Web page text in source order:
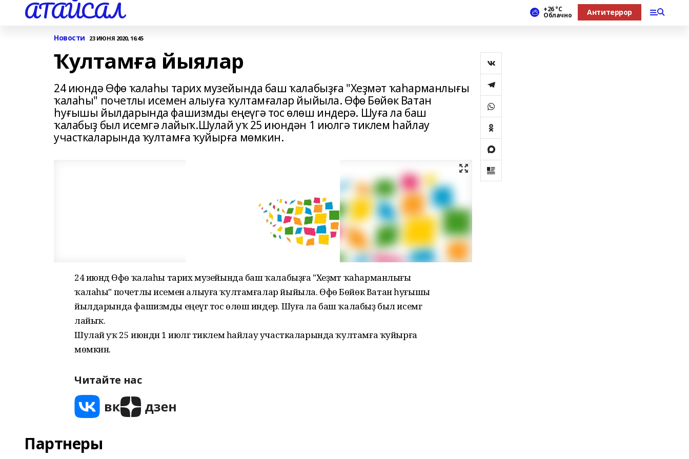
АТАЙСАЛ +26 °С
Облачно Антитеррор
Новости 23 ИЮНЯ 2020, 16:45
Ҡултамға йыялар
24 июндә Өфө ҡалаһы тарих музейында баш ҡалабыҙға "Хеҙмәт ҡаһарманлығы
ҡалаһы" почетлы исемен алыуға ҡултамғалар йыйыла. Өфө Бөйөк Ватан
һуғышы йылдарында фашизмды еңеүгә тос өлөш индерә. Шуға ла баш
ҡалабыҙ был исемгә лайыҡ.Шулай уҡ 25 июндән 1 июлгә тиклем һайлау
участкаларында ҡултамға ҡуйырға мөмкин.
24 июндә Өфө ҡалаһы тарих музейында баш ҡалабыҙға "Хеҙмәт ҡаһарманлығы
ҡалаһы" почетлы исемен алыуға ҡултамғалар йыйыла. Өфө Бөйөк Ватан һуғышы
йылдарында фашизмды еңеүгә тос өлөш индерә. Шуға ла баш ҡалабыҙ был исемгә
лайыҡ.
Шулай уҡ 25 июндән 1 июлгә тиклем һайлау участкаларында ҡултамға ҡуйырға
мөмкин.
Читайте нас
Партнеры